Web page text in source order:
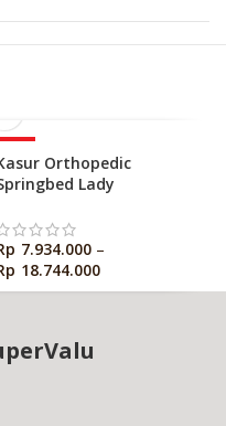
Orthopedic
Lady
7.934.000–
18.744.000